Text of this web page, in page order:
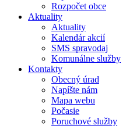
Rozpočet obce
Aktuality
Aktuality
Kalendár akcií
SMS spravodaj
Komunálne služby
Kontakty
Obecný úrad
Napíšte nám
Mapa webu
Počasie
Poruchové služby